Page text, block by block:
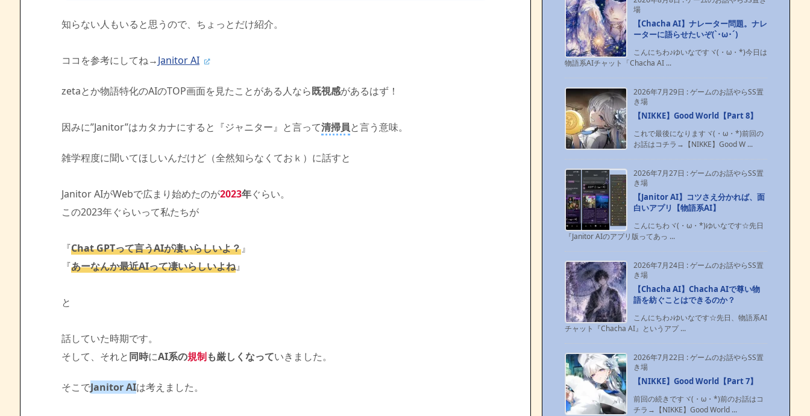
知らない人もいると思うので、ちょっとだけ紹介。
ココを参考にしてね→Janitor AI
zetaとか物語特化のAIのTOP画面を見たことがある人なら既視感があるはず！
因みに”Janitor”はカタカナにすると『ジャニター』と言って清掃員と言う意味。
雑学程度に聞いてほしいんだけど（全然知らなくておｋ）に話すと
Janitor AIがWebで広まり始めたのが2023年ぐらい。
この2023年ぐらいって私たちが
『Chat GPTって言うAIが凄いらしいよ？』
『あーなんか最近AIって凄いらしいよね』
と
話していた時期です。
そして、それと同時にAI系の規制も厳しくなっていきました。
そこでJanitor AIは考えました。
場
【Chacha AI】ナレーター問題。ナレ
ーターに語らせたいぞ(`･ω･´)ゞ
こんにちわ♪ゆいなですヾ(・ω・*)今日は
物語系AIチャット「Chacha AI ...
2026年7月29日 :ゲームのお話やらSS置
き場
【NIKKE】Good World【Part 8】
これで最後になりますヾ(・ω・*)前回の
お話はコチラ→【NIKKE】Good W ...
2026年7月27日 :ゲームのお話やらSS置
き場
【Janitor AI】コツさえ分かれば、面
白いアプリ【物語系AI】
こんにちわヾ(・ω・*)ゆいなです☆先日
『Janitor AIのアプリ版ってあっ ...
2026年7月24日 :ゲームのお話やらSS置
き場
【Chacha AI】Chacha AIで尊い物
語を紡ぐことはできるのか？
こんにちわ♪ゆいなです☆先日、物語系AI
チャット『Chacha AI』というアプ ...
2026年7月22日 :ゲームのお話やらSS置
き場
【NIKKE】Good World【Part 7】
前回の続きですヾ(・ω・*)前のお話はコ
チラ→【NIKKE】Good World ...